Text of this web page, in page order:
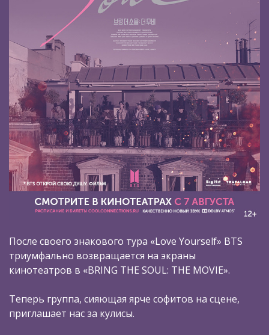
После своего знакового тура «Love Yourself» BTS
триумфально возвращается на экраны
кинотеатров в «BRING THE SOUL: THE MOVIE».
Теперь группа, сияющая ярче софитов на сцене,
приглашает нас за кулисы.